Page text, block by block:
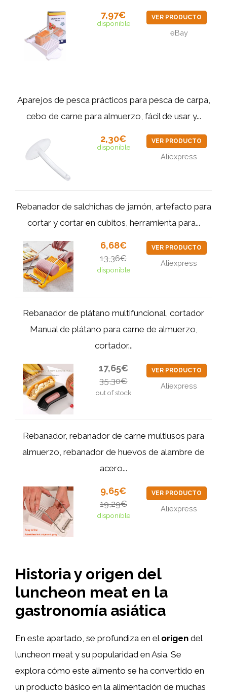
7,97€
disponible
VER PRODUCTO
eBay
Aparejos de pesca prácticos para pesca de carpa,
cebo de carne para almuerzo, fácil de usar y...
2,30€
disponible
VER PRODUCTO
Aliexpress
Rebanador de salchichas de jamón, artefacto para
cortar y cortar en cubitos, herramienta para...
6,68€
13,36€
disponible
VER PRODUCTO
Aliexpress
Rebanador de plátano multifuncional, cortador
Manual de plátano para carne de almuerzo,
cortador...
17,65€
35,30€
out of stock
VER PRODUCTO
Aliexpress
Rebanador, rebanador de carne multiusos para
almuerzo, rebanador de huevos de alambre de
acero...
9,65€
19,29€
disponible
VER PRODUCTO
Aliexpress
Historia y origen del
luncheon meat en la
gastronomía asiática
En este apartado, se profundiza en el origen del
luncheon meat y su popularidad en Asia. Se
explora cómo este alimento se ha convertido en
un producto básico en la alimentación de muchas